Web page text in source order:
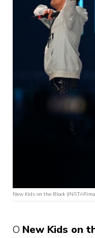
New Kids on the Block
O New Kids on